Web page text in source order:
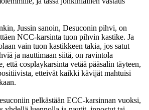
Jussin sanoin, Desuconin pihvi, on
NCC-karsinta tuon pihvin kastike. Ja
vain tuon kastikkeen takia, jos satut
ja nauttimaan siitä, on ravintola
että cosplaykarsinta vetää pääsalin täyteen,
etteivät kaikki kävijät mahtuisi
pelkästään ECC-karsinnan vuoksi,